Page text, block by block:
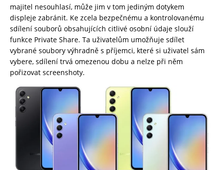
majitel nesouhlasí, může jim v tom jediným dotykem
displeje zabránit. Ke zcela bezpečnému a kontrolovanému
sdílení souborů obsahujících citlivé osobní údaje slouží
funkce Private Share. Ta uživatelům umožňuje sdílet
vybrané soubory výhradně s příjemci, které si uživatel sám
vybere, sdílení trvá omezenou dobu a nelze při něm
pořizovat screenshoty.